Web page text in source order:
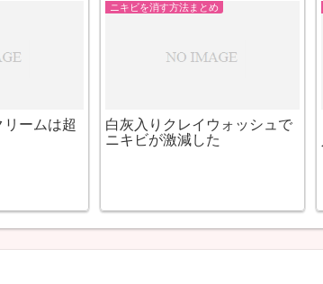
なくするに
が良いの
BIHAKUENのサプリメントホ
ワイチュアはＬ-システイン入